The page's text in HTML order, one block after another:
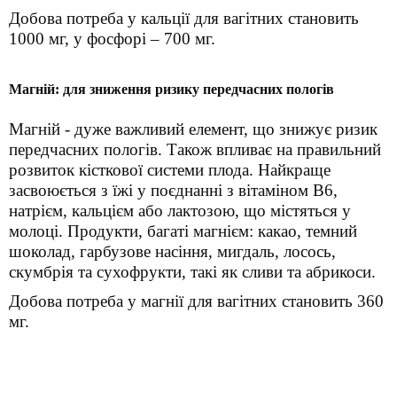
Добова потреба у кальції для вагітних становить
1000 мг, у фосфорі – 700 мг.
Магній: для зниження ризику передчасних пологів
Магній - дуже важливий елемент, що знижує ризик
передчасних пологів. Також впливає на правильний
розвиток кісткової системи плода. Найкраще
засвоюється з їжі у поєднанні з вітаміном В6,
натрієм, кальцієм або лактозою, що містяться у
молоці. Продукти, багаті магнієм: какао, темний
шоколад, гарбузове насіння, мигдаль, лосось,
скумбрія та сухофрукти, такі як сливи та абрикоси.
Добова потреба у магнії для вагітних становить 360
мг.